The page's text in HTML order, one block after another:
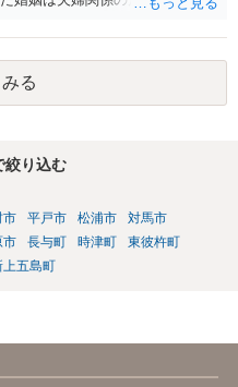
いただけませんでしょうか？ →
と言われております。一つは届
です。 婚姻意思は、夫婦として
思というとイメージしやすいか
が死亡した際に生じる相続のた
な目的となります。 したがっ
双方は夫婦生活を営む意思が
って、婚姻は婚姻意思の欠如に
る
絞り込む
市 平戸市 松浦市
対馬市
市 長与町 時津町
東彼杵町
上五島町